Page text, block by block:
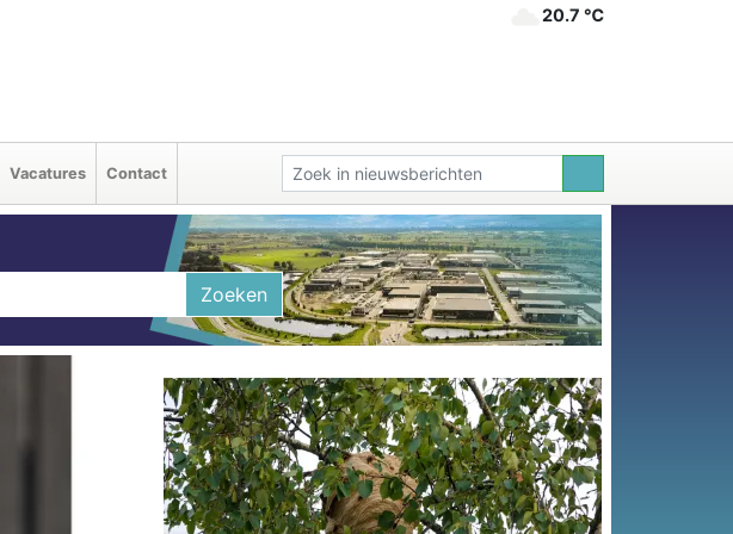
20.7 ℃
Vacatures Contact
Zoeken